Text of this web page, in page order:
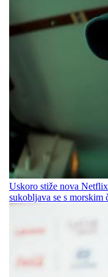
Uskoro stiže nova
sukobljava se s morskim